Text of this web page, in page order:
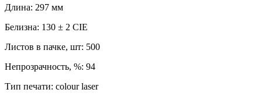
Длина: 297 мм
Белизна: 130 ± 2 CIE
Листов в пачке, шт: 500
Непрозрачность, %: 94
Тип печати: colour laser